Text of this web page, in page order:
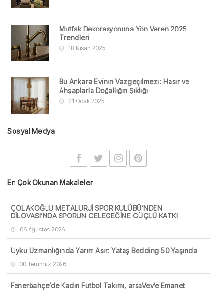
Mutfak Dekorasyonuna Yön Veren 2025
Trendleri
18 Nisan 2025
Bu Ankara Evinin Vazgeçilmezi: Hasır ve
Ahşaplarla Doğallığın Şıklığı
21 Ocak 2025
Sosyal Medya
En Çok Okunan Makaleler
ÇOLAKOĞLU METALURJİ SPOR KULÜBÜ’NDEN
DİLOVASI’NDA SPORUN GELECEĞİNE GÜÇLÜ KATKI
06 Ağustos 2026
Uyku Uzmanlığında Yarım Asır: Yataş Bedding 50 Yaşında
30 Temmuz 2026
Fenerbahçe’de Kadın Futbol Takımı, arsaVev’e Emanet